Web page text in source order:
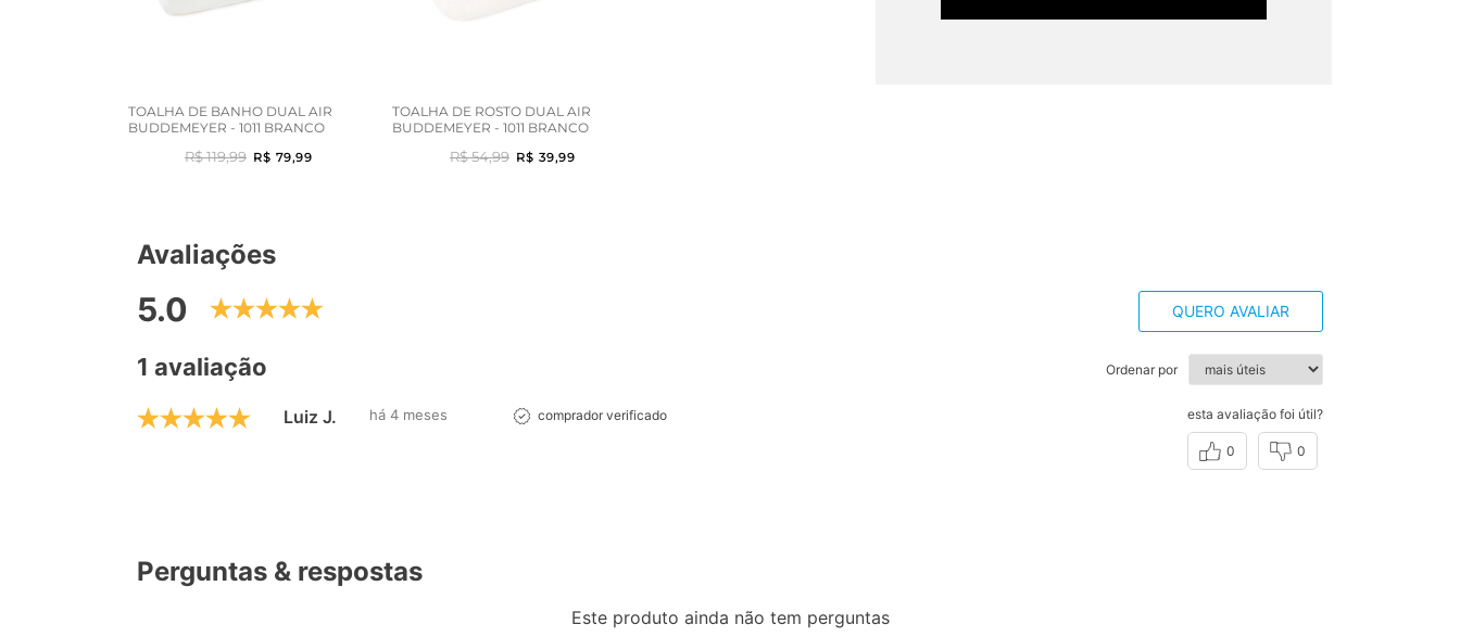
TOALHA DE BANHO DUAL AIR
BUDDEMEYER - 1011 BRANCO
R$ 119,99 R$ 79,99
TOALHA DE ROSTO DUAL AIR
BUDDEMEYER - 1011 BRANCO
R$ 54,99 R$ 39,99
Avaliações
5.0 QUERO AVALIAR
1 avaliação Ordenar por
Luiz J. há 4 meses comprador verificado esta avaliação foi útil?
0 0
Perguntas & respostas
Este produto ainda não tem perguntas